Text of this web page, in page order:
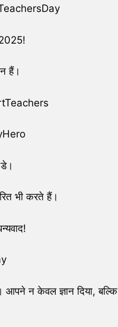
हैं।
भी करते हैं।
आपने न केवल ज्ञान दिया, बल्कि